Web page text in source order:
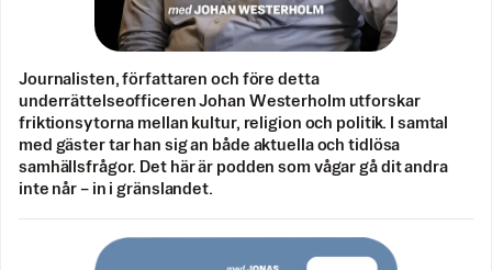
Journalisten, författaren och före detta
underrättelseofficeren Johan Westerholm utforskar
friktionsytorna mellan kultur, religion och politik. I samtal
med gäster tar han sig an både aktuella och tidlösa
samhällsfrågor. Det här är podden som vågar gå dit andra
inte når – in i gränslandet.